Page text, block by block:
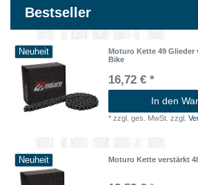
Bestseller
Neuheit
Moturo Kette 49 Glieder
Bike
16,72 € *
In den
*zzgl. ges. MwSt. zzgl.
Neuheit Moturo Kette verstärkt